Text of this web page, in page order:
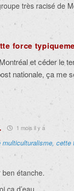
très racisé de
force
et céder le
nationale, ça me
1 mois il y a
multiculturalisme, cette
étanche.
ça d’eau.